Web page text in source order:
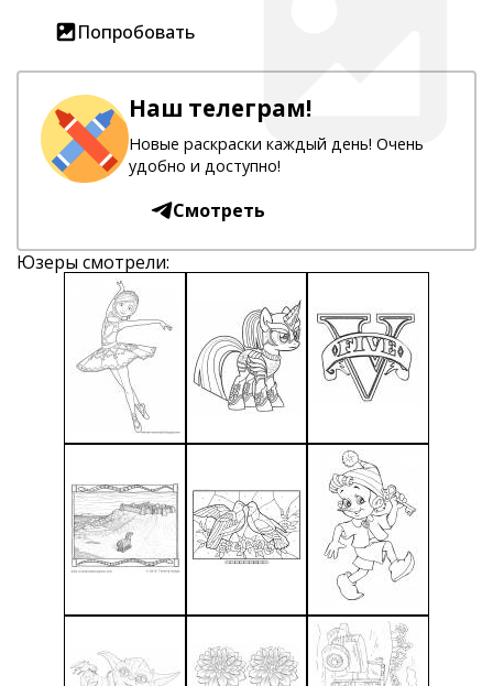
Попробовать
Наш телеграм!
Новые раскраски каждый день! Очень
удобно и доступно!
Смотреть
Юзеры смотрели: